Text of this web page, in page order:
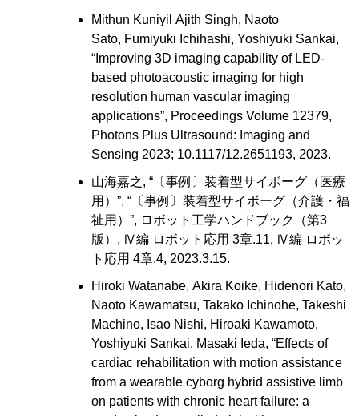
Mithun Kuniyil Ajith Singh, Naoto
Sato, Fumiyuki Ichihashi, Yoshiyuki Sankai,
“Improving 3D imaging capability of LED-
based photoacoustic imaging for high
resolution human vascular imaging
applications”, Proceedings Volume 12379,
Photons Plus Ultrasound: Imaging and
Sensing 2023; 10.1117/12.2651193, 2023.
山海嘉之, “〔事例〕装着型サイボーグ（医療
用）”, “〔事例〕装着型サイボーグ（介護・福
祉用）”, ロボット工学ハンドブック（第3
版）, Ⅳ編 ロボット応用 3章.11, Ⅳ編 ロボッ
ト応用 4章.4, 2023.3.15.
Hiroki Watanabe, Akira Koike, Hidenori Kato,
Naoto Kawamatsu, Takako Ichinohe, Takeshi
Machino, Isao Nishi, Hiroaki Kawamoto,
Yoshiyuki Sankai, Masaki Ieda, “Effects of
cardiac rehabilitation with motion assistance
from a wearable cyborg hybrid assistive limb
on patients with chronic heart failure: a